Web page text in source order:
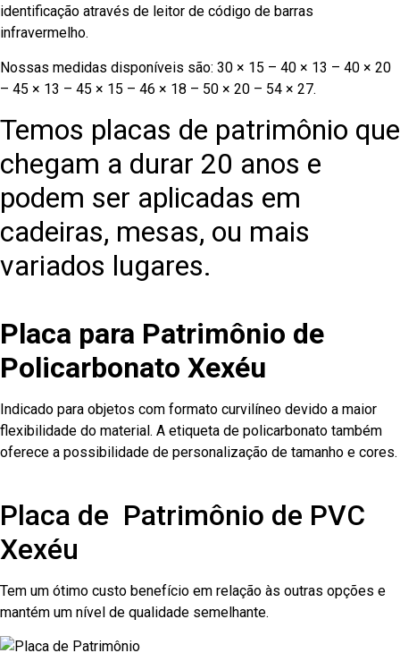
identificação através de leitor de código de barras
infravermelho.
Nossas medidas disponíveis são: 30 × 15 – 40 × 13 – 40 × 20
– 45 × 13 – 45 × 15 – 46 × 18 – 50 × 20 – 54 × 27.
Temos placas de patrimônio que
chegam a durar 20 anos e
podem ser aplicadas em
cadeiras, mesas, ou mais
variados lugares.
Placa para Patrimônio de
Policarbonato Xexéu
Indicado para objetos com formato curvilíneo devido a maior
flexibilidade do material. A etiqueta de policarbonato também
oferece a possibilidade de personalização de tamanho e cores.
Placa de Patrimônio de PVC
Xexéu
Tem um ótimo custo benefício em relação às outras opções e
mantém um nível de qualidade semelhante.